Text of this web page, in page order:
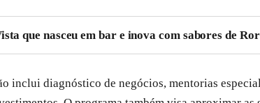
que nasceu em bar e inova com sabores de
inclui diagnóstico de negócios, mentorias